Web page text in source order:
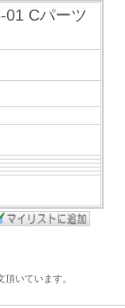
Cパーツ
いています。